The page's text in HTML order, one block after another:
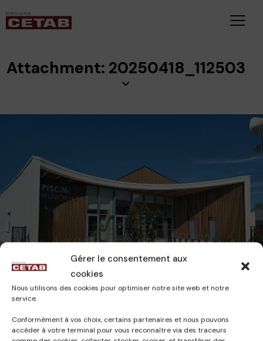
Gérer le consentement aux
cookies
Nous utilisons des cookies pour optimiser notre site web et notre
service.
Conformément à vos choix, certains partenaires et nous pouvons
accéder à votre terminal pour vous reconnaître via des traceurs
Attachment: 20250418_112503
CAMILLE 24 juin 2025
Published in